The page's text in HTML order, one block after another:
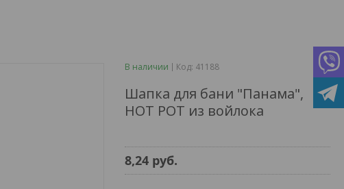
В наличии Код: 41188
Шапка для бани "Панама",
HOT POT из войлока
8,24 руб.